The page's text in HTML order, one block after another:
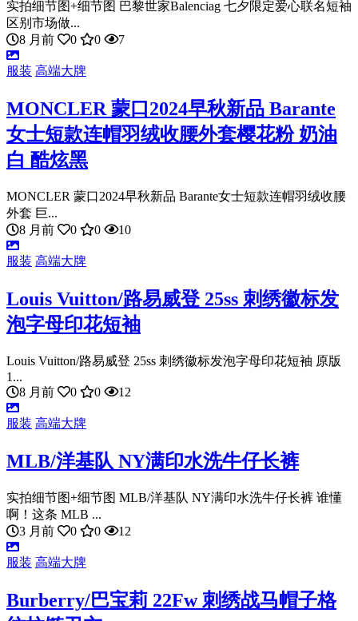
实拍细节图+细节图 巴黎世家Balenciag 七夕限定爱心联名短袖
区别市场做...
8 月前
0 0 7
服装 高端大牌
MONCLER 蒙口2024早秋新品 Barante
女士短款连帽羽绒收腰外套樱花粉 奶油
白 酷炫黑
MONCLER 蒙口2024早秋新品 Barante女士短款连帽羽绒收腰
外套 巨...
8 月前
0 0 10
服装 高端大牌
Louis Vuitton/路易威登 25ss 刺绣徽标发
泡字母印花短袖
Louis Vuitton/路易威登 25ss 刺绣徽标发泡字母印花短袖 原版
1...
8 月前
0 0 12
服装 高端大牌
MLB/洋基队 NY满印水洗牛仔长裤
实拍细节图+细节图 MLB/洋基队 NY满印水洗牛仔长裤 谁懂
啊！这条 MLB ...
3 月前
0 0 12
服装 高端大牌
Burberry/巴宝莉 22Fw 刺绣战马帽子格